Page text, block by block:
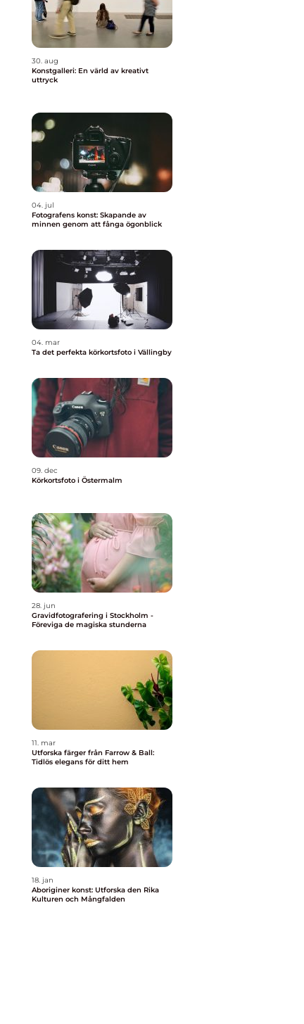
30. aug
Konstgalleri: En värld av kreativt
uttryck
04. jul
Fotografens konst: Skapande av
minnen genom att fånga ögonblick
04. mar
Ta det perfekta körkortsfoto i Vällingby
09. dec
Körkortsfoto i Östermalm
28. jun
Gravidfotografering i Stockholm -
Föreviga de magiska stunderna
11. mar
Utforska färger från Farrow & Ball:
Tidlös elegans för ditt hem
18. jan
Aboriginer konst: Utforska den Rika
Kulturen och Mångfalden